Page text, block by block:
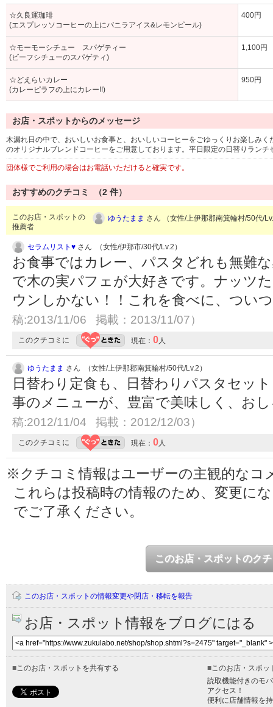
☆久良運珈琲
(エスプレッソコーヒーの上にバニラアイス&レモンピール)
400円
☆モーモーシチュー スパゲティー
(ビーフシチューのスパゲティ)
1,100円
☆どえらいカレー
(カレーピラフの上にカレー!!)
950円
お店・スポットからのメッセージ
木漏れ日の中で、おいしいお食事と、おいしいコーヒーをごゆっくりお楽しみ
のオリジナルブレンドコーヒーをご用意しております。平日限定の日替りランチ
団体様でご利用の場合はお電話いただけると確実です。
おすすめのクチコミ （2 件）
このお店・スポットの
推薦者
ゆうたまま さん （女性/上伊那郡南箕輪村/50代/
セラムリスト♥ さん （女性/伊那市/30代/Lv.2）
お食事ではカレー、パスタどれも無難
で木の実パフェが大好きです。ナッツ
ウンしかない！！これを食べに、つい
稿:2013/11/06 掲載：2013/11/07）
このクチコミに 現在： 0人
ゆうたまま さん （女性/上伊那郡南箕輪村/50代/Lv.2）
日替わり定食も、日替わりパスタセッ
事のメニューが、豊富で美味しく、お
稿:2012/11/04 掲載：2012/12/03）
このクチコミに 現在： 0人
※クチコミ情報はユーザーの主観的なコ
これらは投稿時の情報のため、変更に
でご了承ください。
このお店・スポットのク
このお店・スポットの情報変更や閉店・移転を報告
お店・スポット情報をブログにはる
■このお店・スポットを共有する ■このお店・スポッ
読取機能付きのモ
アクセス！
便利に店舗情報を